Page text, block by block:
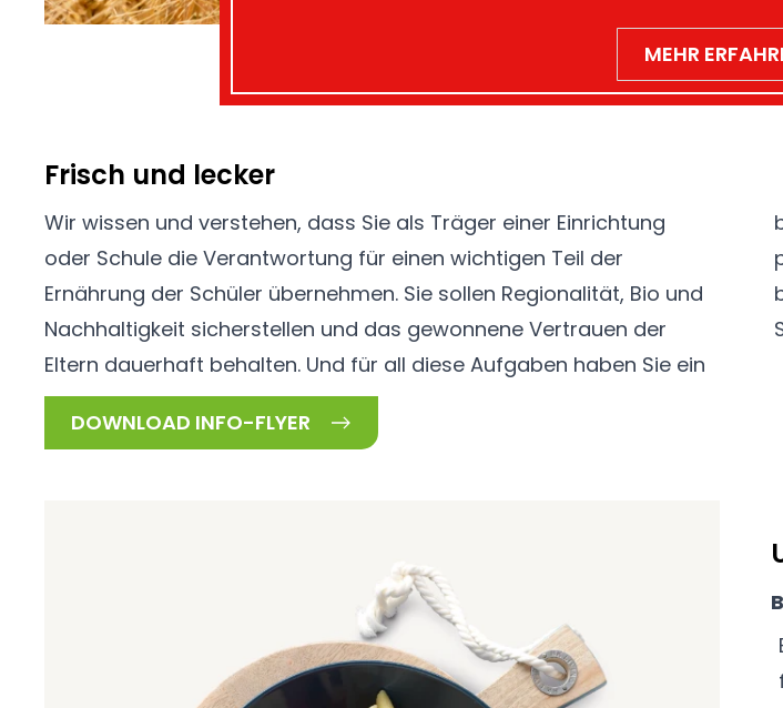
MEHR
Frisch und lecker
Wir wissen und verstehen, dass Sie als Träger einer Einrichtung
oder Schule die Verantwortung für einen wichtigen Teil der
Ernährung der Schüler übernehmen. Sie sollen Regionalität, Bio und
Nachhaltigkeit sicherstellen und das gewonnene Vertrauen der
Eltern dauerhaft behalten. Und für all diese Aufgaben haben Sie ein
begrenztes Budget. Aus diesem Grund brauchen Sie einen
praxisnahen Partner, der Anforderungen und Möglichkeiten
DOWNLOAD INFO-FLYER